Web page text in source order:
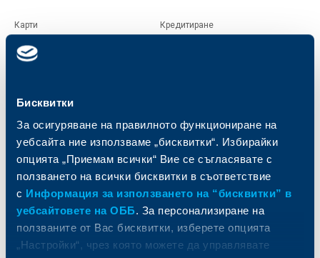
Бисквитки
За осигуряване на правилното функциониране на
уебсайта ние използваме „бисквитки“. Избирайки
опцията „Приемам всички“ Вие се съгласявате с
ползването на всички бисквитки в съответствие
с Информация за използването на “бисквитки” в
уебсайтовете на ОББ. За персонализиране на
ползваните от Вас бисквитки, изберете опцията
„Настройки“, чрез която можете да управлявате
Карти
Кредити
Застраховки
Актуализация на клиентски данни
Кредитиране
Факторинг
Кредити за собственици на фирми
Финансови институции и суверени
За ОББ
Кои сме ние
За акционери
Групата на KBC
ДЗИ
ОББ Интерлийз
ОББ Пенсионно осигуряване